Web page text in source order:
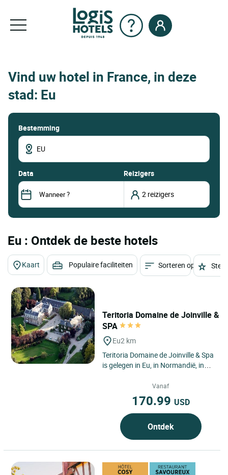
Vind uw hotel in France, in deze
stad: Eu
Bestemming
data Reizigers
Eu : Ontdek de beste hotels
Kaart Populaire faciliteiten Sorteren op
Teritoria Domaine de Joinville &
SPA
Eu2 km
Teritoria Domaine de Joinville & Spa
is gelegen in Eu, in Normandië, in
tuinen, bossen en...
Vanaf
170.99 USD
Ontdek